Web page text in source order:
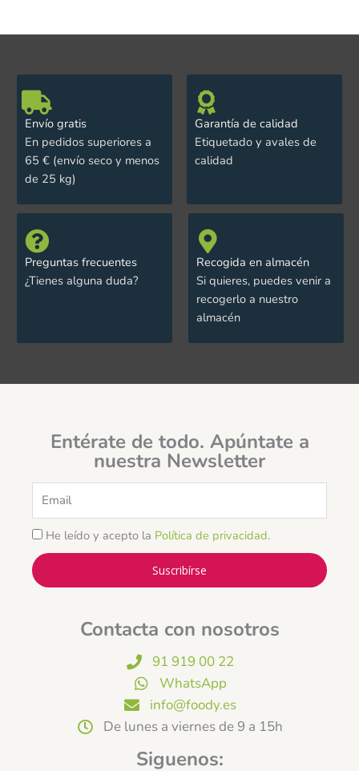
Envío gratis
En pedidos superiores a
65 € (envío seco y menos
de 25 kg)
Garantía de calidad
Etiquetado y avales de
calidad
Preguntas frecuentes
¿Tienes alguna duda?
Recogida en almacén
Si quieres, puedes venir a
recogerlo a nuestro
almacén
Entérate de todo. Apúntate a
nuestra Newsletter
He leído y acepto la Política de privacidad.
Suscribírse
Contacta con nosotros
91 919 00 22
WhatsApp
info@foody.es
De lunes a viernes de 9 a 15h
Siguenos: